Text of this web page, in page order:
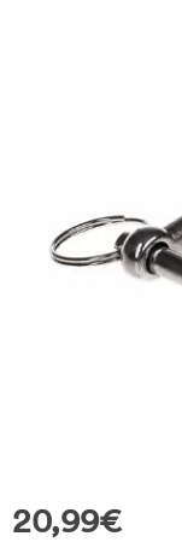
20,99€